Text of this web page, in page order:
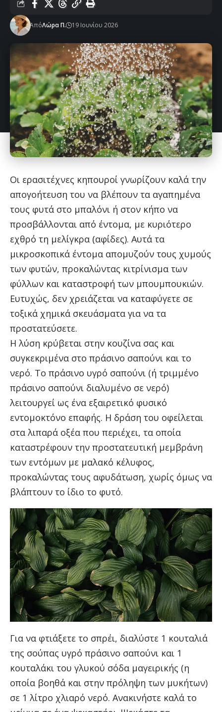
ΑπόΛώρα Π. 19 Ιουνίου 2026
Οι ερασιτέχνες κηπουροί γνωρίζουν καλά την
απογοήτευση του να βλέπουν τα αγαπημένα
τους φυτά στο μπαλόνι ή στον κήπο να
προσβάλλονται από έντομα, με κυριότερο
εχθρό τη μελίγκρα (αφίδες). Αυτά τα
μικροσκοπικά έντομα απομυζούν τους χυμούς
των φυτών, προκαλώντας κιτρίνισμα των
φύλλων και καταστροφή των μπουμπουκιών.
Ευτυχώς, δεν χρειάζεται να καταφύγετε σε
τοξικά χημικά σκευάσματα για να τα
προστατεύσετε.
Η λύση κρύβεται στην κουζίνα σας και
συγκεκριμένα στο πράσινο σαπούνι και το
νερό. Το πράσινο υγρό σαπούνι (ή τριμμένο
πράσινο σαπούνι διαλυμένο σε νερό)
λειτουργεί ως ένα εξαιρετικό φυσικό
εντομοκτόνο επαφής. Η δράση του οφείλεται
στα λιπαρά οξέα που περιέχει, τα οποία
καταστρέφουν την προστατευτική μεμβράνη
των εντόμων με μαλακό κέλυφος,
προκαλώντας τους αφυδάτωση, χωρίς όμως να
βλάπτουν το ίδιο το φυτό.
Για να φτιάξετε το σπρέι, διαλύστε 1 κουταλιά
της σούπας υγρό πράσινο σαπούνι και 1
κουταλάκι του γλυκού σόδα μαγειρικής (η
οποία βοηθά και στην πρόληψη των μυκήτων)
σε 1 λίτρο χλιαρό νερό. Ανακινήστε καλά το